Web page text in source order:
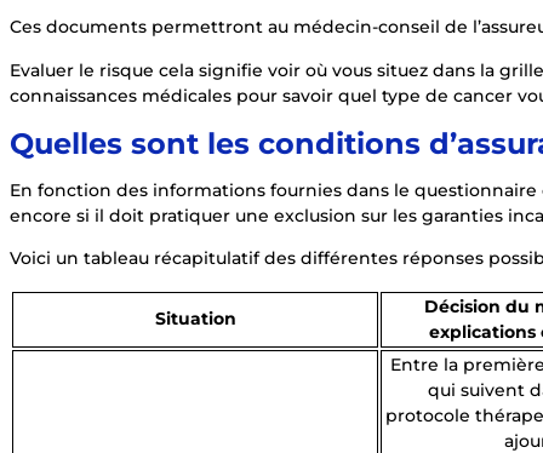
Ces documents permettront au médecin-conseil de
Evaluer le risque cela signifie voir où vous situez dans la
connaissances médicales pour savoir quel type de cancer
Quelles sont les conditions
En fonction des informations fournies dans le questionnaire
encore si il doit pratiquer une exclusion sur les garanties
Voici un tableau récapitulatif des différentes réponses
Situation
Décision du
explications
Entre la
qui suivent
protocole